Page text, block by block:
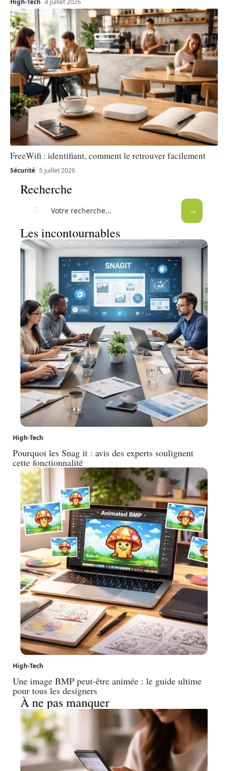
FreeWifi : identifiant, comment le retrouver facilement
Sécurité 5 juillet 2026
Recherche
Les incontournables
High-Tech
Pourquoi les Snag it : avis des experts soulignent
cette fonctionnalité
High-Tech
Une image BMP peut-être animée : le guide ultime
pour tous les designers
À ne pas manquer